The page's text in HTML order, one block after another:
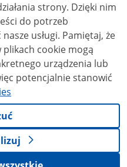
strony. Dzięki nim
do potrzeb
Pamiętaj, że
cookie mogą
urządzenia lub
potencjalnie stanowić